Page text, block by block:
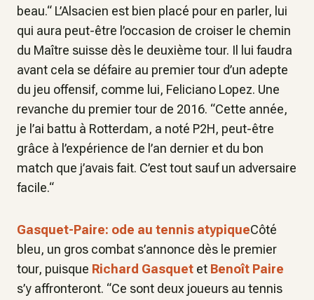
beau.“ L’Alsacien est bien placé pour en parler, lui
qui aura peut-être l’occasion de croiser le chemin
du Maître suisse dès le deuxième tour. Il lui faudra
avant cela se défaire au premier tour d’un adepte
du jeu offensif, comme lui, Feliciano Lopez. Une
revanche du premier tour de 2016. “Cette année,
je l’ai battu à Rotterdam, a noté P2H, peut-être
grâce à l’expérience de l’an dernier et du bon
match que j’avais fait. C’est tout sauf un adversaire
facile.“
Gasquet-Paire: ode au tennis atypiqueCôté
bleu, un gros combat s’annonce dès le premier
tour, puisque Richard Gasquet et Benoît Paire
s’y affronteront. “Ce sont deux joueurs au tennis